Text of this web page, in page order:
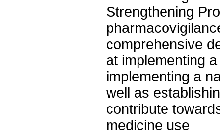
Strengthening
comprehensive
at implementing
implementing a
well as
contribute
medicine use